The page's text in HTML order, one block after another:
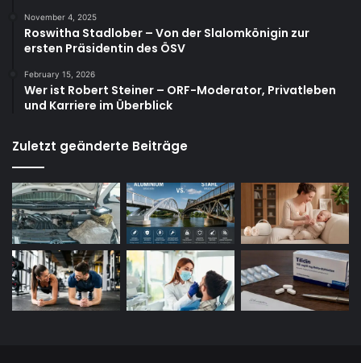
November 4, 2025
Roswitha Stadlober – Von der Slalomkönigin zur
ersten Präsidentin des ÖSV
February 15, 2026
Wer ist Robert Steiner – ORF-Moderator, Privatleben
und Karriere im Überblick
Zuletzt geänderte Beiträge